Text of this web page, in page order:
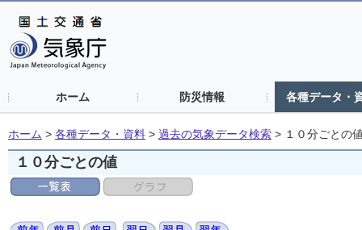
ホーム 防災情報 各種データ・
ホーム > 各種データ・資料 > 過去の気象データ検索 > １０分ごとの
１０分ごとの値